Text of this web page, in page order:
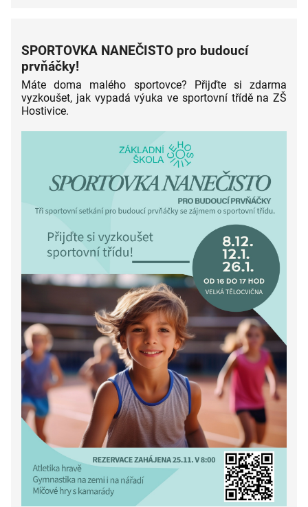
SPORTOVKA NANEČISTO pro budoucí
prvňáčky!
Máte doma malého sportovce? Přijďte si zdarma
vyzkoušet, jak vypadá výuka ve sportovní třídě na ZŠ
Hostivice.